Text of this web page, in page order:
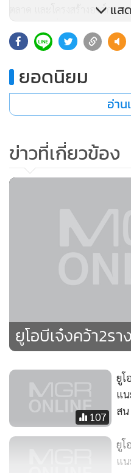
ตลาด และโครงสร้างองค์กร
นอกจากนี้ รางวัล World
แส
ยอดนิยม
อ่าน
ข่าวที่เกี่ยวข้อง
ยูโอบีเจ๋งคว้า2ร
107
ยูโ
แ
สน
ยูโ
แ